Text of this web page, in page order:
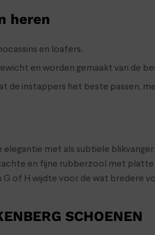
heren
en loafers.
en worden gemaakt van de
de instappers het beste passen,
met als subtiele
en fijne rubberzool met
of H wijdte voor de wat bredere
SCHOENEN